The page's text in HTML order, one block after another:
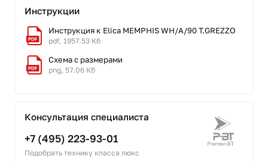
Инструкции
Инструкция к Elica MEMPHIS WH/A/90 T.GREZZO
pdf, 1957.53 Кб
Схема с размерами
png, 57.06 Кб
Консультация специалиста
+7 (495) 223-93-01
Подобрать технику класса люкс